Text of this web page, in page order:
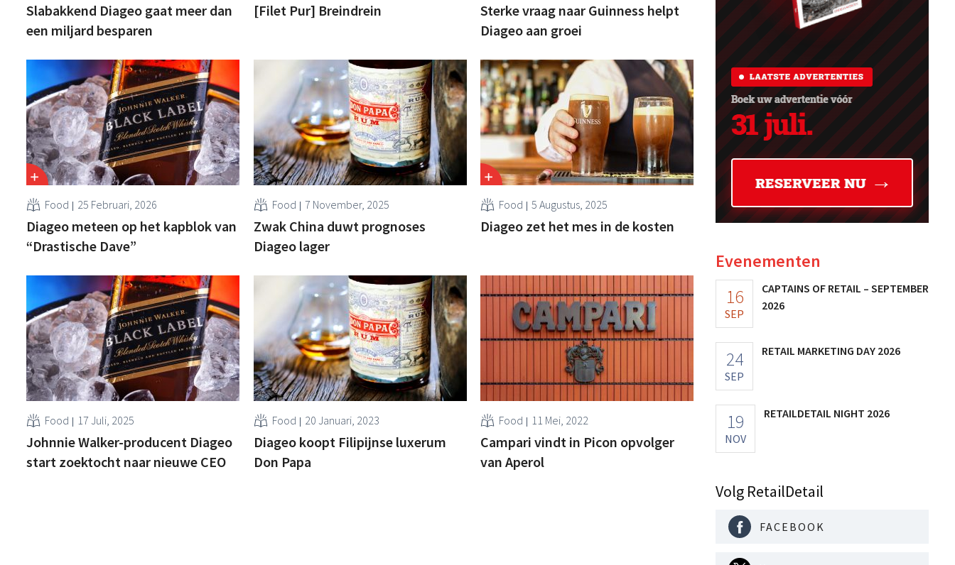
Slabakkend Diageo gaat meer dan
een miljard besparen
[Filet Pur] Breindrein
Sterke vraag naar Guinness helpt
Diageo aan groei
Food 25 Februari, 2026
Diageo meteen op het kapblok van
“Drastische Dave”
Food 7 November, 2025
Zwak China duwt prognoses
Diageo lager
Food 5 Augustus, 2025
Diageo zet het mes in de kosten
Food 17 Juli, 2025
Johnnie Walker-producent Diageo
start zoektocht naar nieuwe CEO
Food 20 Januari, 2023
Diageo koopt Filipijnse luxerum
Don Papa
Food 11 Mei, 2022
Campari vindt in Picon opvolger
van Aperol
Evenementen
16
SEP
CAPTAINS OF RETAIL – SEPTEMBER
2026
24
SEP
RETAIL MARKETING DAY 2026
19
NOV
RETAILDETAIL NIGHT 2026
Volg RetailDetail
FACEBOOK